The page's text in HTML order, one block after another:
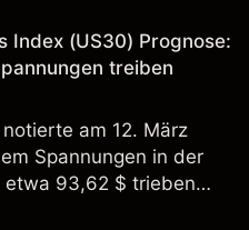
Ergebnisse.
Index (US30) Prognose:
treiben
am 12. März
Spannungen in der
etwa 93,62 $ trieben
auf 4,4% stieg. Die